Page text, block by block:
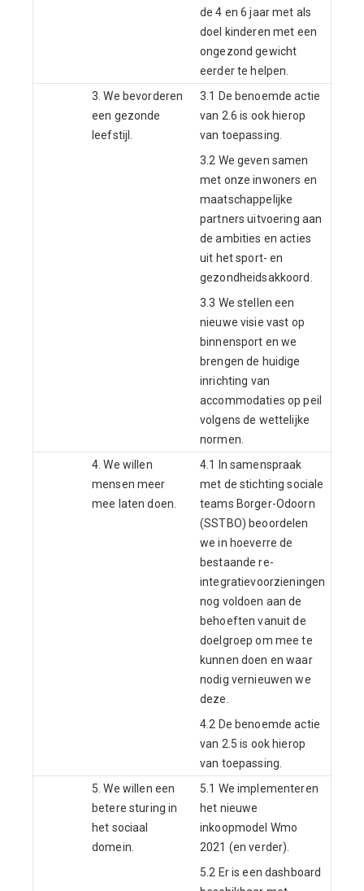
de 4 en 6 jaar met als
doel kinderen met een
ongezond gewicht
eerder te helpen.
3. We bevorderen
een gezonde
leefstijl.
3.1 De benoemde actie
van 2.6 is ook hierop
van toepassing.
3.2 We geven samen
met onze inwoners en
maatschappelijke
partners uitvoering aan
de ambities en acties
uit het sport- en
gezondheidsakkoord.
3.3 We stellen een
nieuwe visie vast op
binnensport en we
brengen de huidige
inrichting van
accommodaties op peil
volgens de wettelijke
normen.
4. We willen
mensen meer
mee laten doen.
4.1 In samenspraak
met de stichting sociale
teams Borger-Odoorn
(SSTBO) beoordelen
we in hoeverre de
bestaande re-
integratievoorzieningen
nog voldoen aan de
behoeften vanuit de
doelgroep om mee te
kunnen doen en waar
nodig vernieuwen we
deze.
4.2 De benoemde actie
van 2.5 is ook hierop
van toepassing.
5. We willen een
betere sturing in
het sociaal
domein.
5.1 We implementeren
het nieuwe
inkoopmodel Wmo
2021 (en verder).
5.2 Er is een dashboard